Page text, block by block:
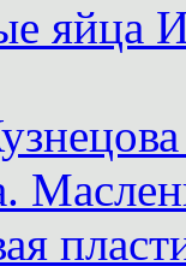
яйца